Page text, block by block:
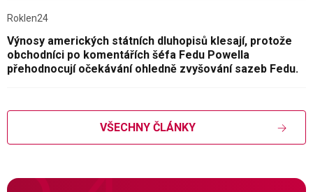
Roklen24
Výnosy amerických státních dluhopisů klesají, protože
obchodníci po komentářích šéfa Fedu Powella
přehodnocují očekávání ohledně zvyšování sazeb Fedu.
VŠECHNY ČLÁNKY